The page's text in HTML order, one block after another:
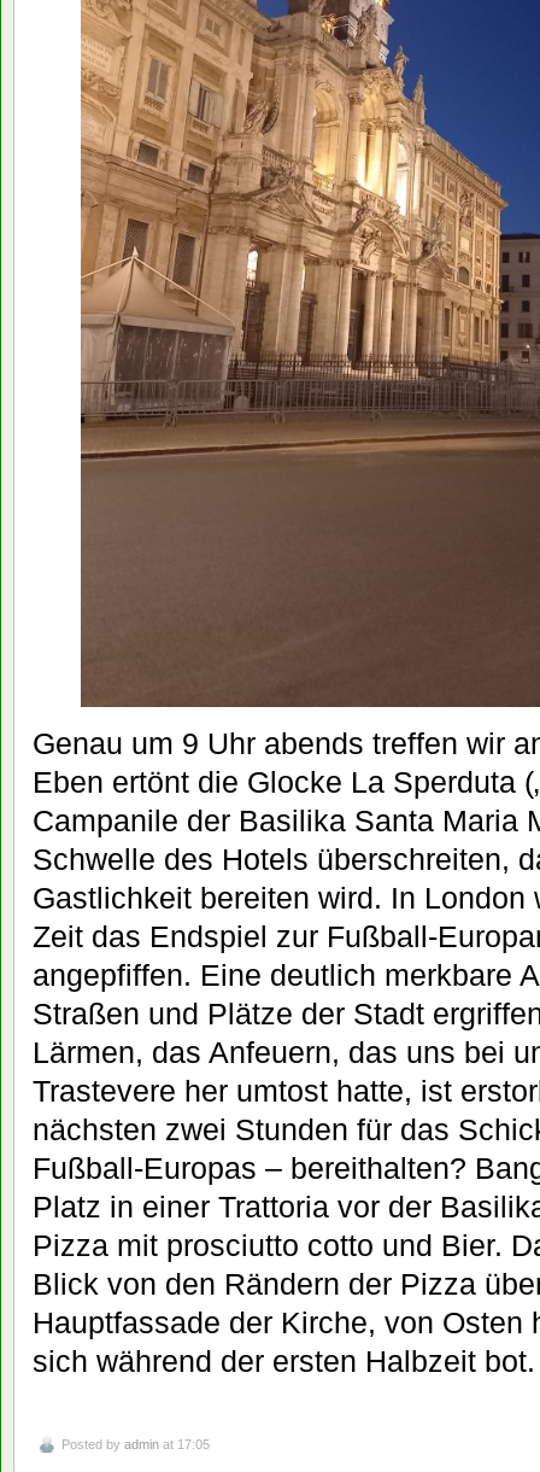
Genau um 9 Uhr abends treffen wir
Eben ertönt die Glocke La Sperduta
Campanile der Basilika Santa Maria
Schwelle des Hotels überschreiten,
Gastlichkeit bereiten wird. In London
Zeit das Endspiel zur Fußball-
angepfiffen. Eine deutlich merkbare
Straßen und Plätze der Stadt
Lärmen, das Anfeuern, das uns bei
Trastevere her umtost hatte, ist
nächsten zwei Stunden für das
Fußball-Europas – bereithalten?
Platz in einer Trattoria vor der
Pizza mit prosciutto cotto und Bier.
Blick von den Rändern der Pizza
Hauptfassade der Kirche, von Osten
sich während der ersten Halbzeit bot.
Posted by admin at 17:05